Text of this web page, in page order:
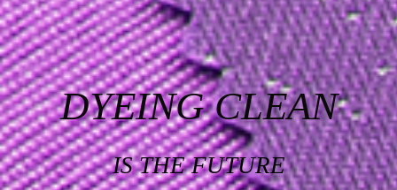
DYEING CLEAN
IS THE FUTURE